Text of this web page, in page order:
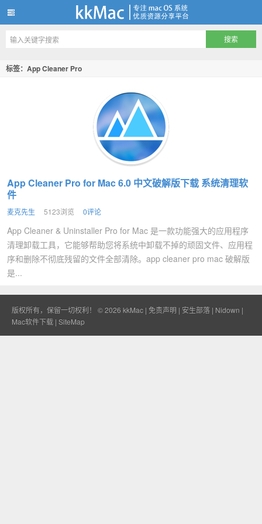
kkMac
标签：App Cleaner Pro
App Cleaner Pro for Mac 6.0 中文破解版下载 系统清理软
件
麦克先生 5123浏览 0评论
App Cleaner & Uninstaller Pro for Mac 是一款功能强大的应用程序
清理卸载工具，它能够帮助您将系统中卸载不掉的顽固文件、应用程
序和删除不彻底残留的文件全部清除。app cleaner pro mac 破解版
是...
版权所有，保留一切权利！ © 2026 kkMac | 免责声明 | 安生部落 | Nidown |
Mac软件下载 | SiteMap